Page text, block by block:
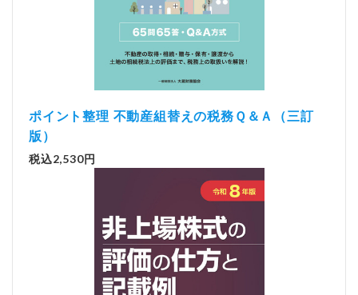
ポイント整理 不動産組替えの税務Ｑ＆Ａ（三訂
版）
税込2,530円